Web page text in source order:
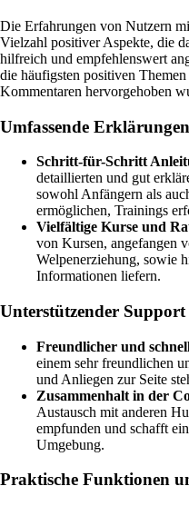
Die Erfahrungen von Nutzern
Vielzahl positiver Aspekte, die
hilfreich und empfehlenswert
die häufigsten positiven
Kommentaren hervorgehoben
Umfassende
Schritt-für-Schritt
detaillierten und gut
sowohl Anfängern als
ermöglichen, Trainings
Vielfältige Kurse und
von Kursen, angefangen
Welpenerziehung, sowie
Informationen liefern.
Unterstützender
Freundlicher und
einem sehr freundlichen
und Anliegen zur Seite
Zusammenhalt in der
Austausch mit anderen
empfunden und schafft
Umgebung.
Praktische Funktionen